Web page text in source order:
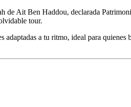
de Ait Ben Haddou, declarada
tour.
a tu ritmo, ideal para